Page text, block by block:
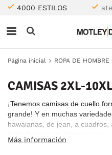
4000 ESTILOS
Página inicial ROPA DE HOMBRE
CAMISAS 2XL-10XL
¡Tenemos camisas de cuello
grande! Y en muchas
hawaianas, de jean, a
ojos y encuentra un nuevo
Más información